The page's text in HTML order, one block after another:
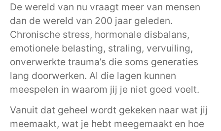
De wereld van nu vraagt meer van mensen
dan de wereld van 200 jaar geleden.
Chronische stress, hormonale disbalans,
emotionele belasting, straling, vervuiling,
onverwerkte trauma’s die soms generaties
lang doorwerken. Al die lagen kunnen
meespelen in waarom jij je niet goed voelt.
Vanuit dat geheel wordt gekeken naar wat jij
meemaakt, wat je hebt meegemaakt en hoe